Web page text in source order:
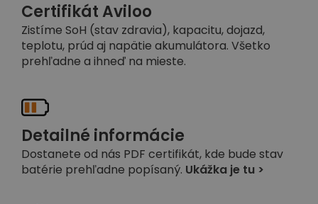
Certifikát Aviloo
Zistíme SoH (stav zdravia), kapacitu, dojazd,
teplotu, prúd aj napätie akumulátora. Všetko
prehľadne a ihneď na mieste.
Detailné informácie
Dostanete od nás PDF certifikát, kde bude stav
batérie prehľadne popísaný. Ukážka je tu >